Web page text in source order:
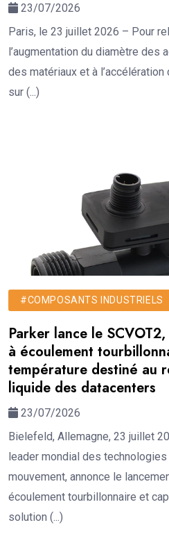
23/07/2026
Paris, le 23 juillet 2026 – Pour
l’augmentation du diamètre des
des matériaux et à
sur (...)
#COMPOSANTS INDUSTRIELS
Parker lance le
à écoulement
température destiné au
liquide des datacenters
23/07/2026
Bielefeld, Allemagne, 23 juillet
leader mondial des
mouvement, annonce le
écoulement tourbillonnaire et
solution (...)